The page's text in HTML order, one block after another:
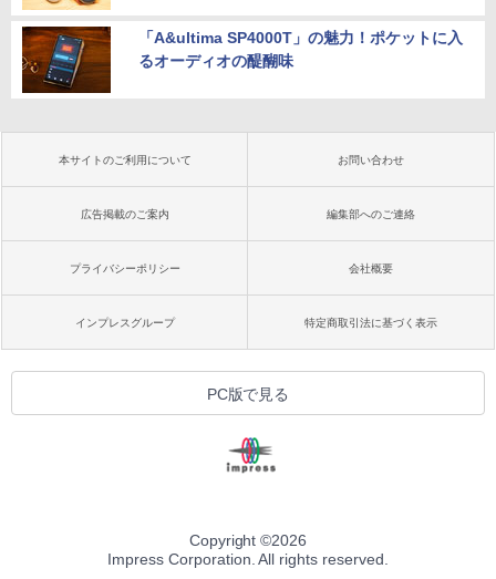
「A&ultima SP4000T」の魅力！ポケットに入
るオーディオの醍醐味
本サイトのご利用について お問い合わせ
広告掲載のご案内 編集部へのご連絡
プライバシーポリシー 会社概要
インプレスグループ 特定商取引法に基づく表示
PC版で見る
Copyright ©2026
Impress Corporation. All rights reserved.